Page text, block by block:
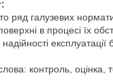
ряд галузевих
в процесі їх
надійності
контроль, оцінка,